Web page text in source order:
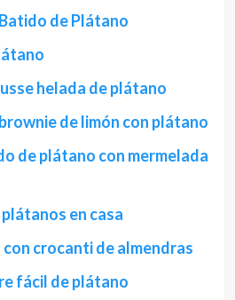
de Plátano
helada de plátano
de limón con plátano
de plátano con mermelada
en casa
crocanti de almendras
fácil de plátano